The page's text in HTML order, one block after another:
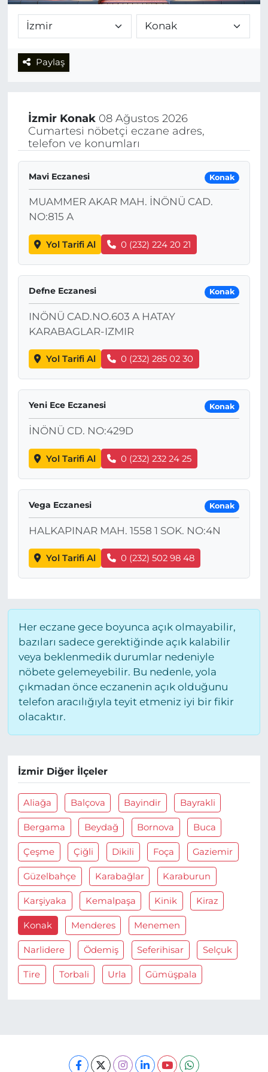
Paylaş
İzmir Konak08 Ağustos 2026
Cumartesi nöbetçi eczane adres,
telefon ve konumları
Mavi Eczanesi Konak
MUAMMER AKAR MAH. İNÖNÜ CAD.
NO:815 A
Yol Tarifi Al 0 (232) 224 20 21
Defne Eczanesi Konak
INÖNÜ CAD.NO.603 A HATAY
KARABAGLAR-IZMIR
Yol Tarifi Al 0 (232) 285 02 30
Yeni Ece Eczanesi Konak
İNÖNÜ CD. NO:429D
Yol Tarifi Al 0 (232) 232 24 25
Vega Eczanesi Konak
HALKAPINAR MAH. 1558 1 SOK. NO:4N
Yol Tarifi Al 0 (232) 502 98 48
Her eczane gece boyunca açık olmayabilir,
bazıları sadece gerektiğinde açık kalabilir
veya beklenmedik durumlar nedeniyle
nöbete gelemeyebilir. Bu nedenle, yola
çıkmadan önce eczanenin açık olduğunu
telefon aracılığıyla teyit etmeniz iyi bir fikir
olacaktır.
İzmir Diğer İlçeler
Aliağa Balçova Bayindir Bayrakli
Bergama Beydağ Bornova Buca
Çeşme Çiğli Dikili Foça Gaziemir
Güzelbahçe Karabağlar Karaburun
Karşiyaka Kemalpaşa Kinik Kiraz
Konak Menderes Menemen
Narlidere Ödemiş Seferihisar Selçuk
Tire Torbali Urla Gümüşpala